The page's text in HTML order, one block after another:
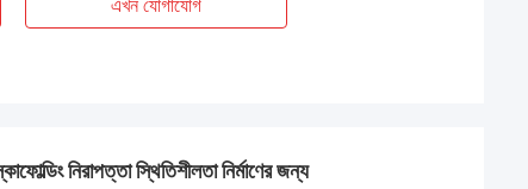
এখন যোগাযোগ
নিরাপত্তা স্থিতিশীলতা নির্মাণের জন্য